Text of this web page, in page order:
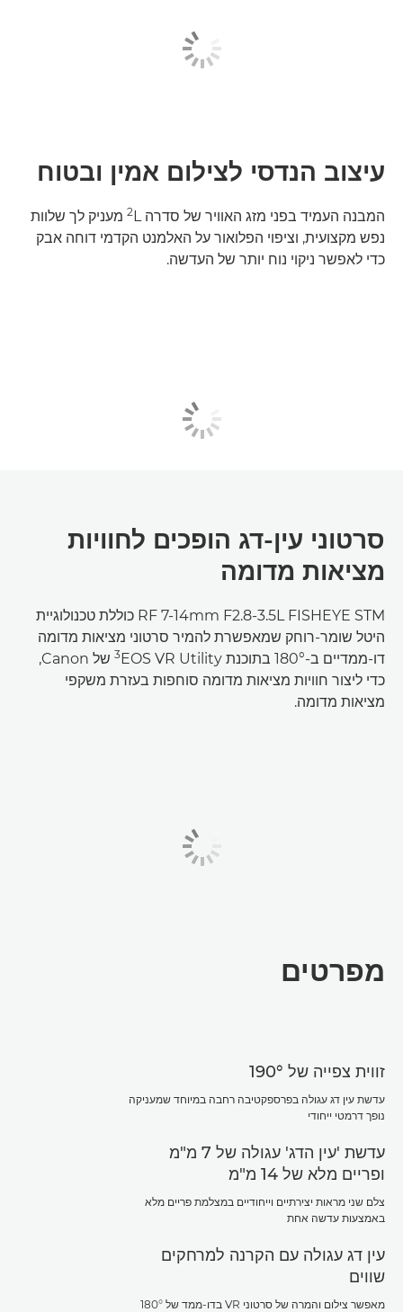
עיצוב הנדסי לצילום אמין ובטוח
המבנה העמיד בפני מזג האוויר של סדרה L‏ 2 מעניק לך שלוות
נפש מקצועית, וציפוי הפלואור על האלמנט הקדמי דוחה אבק
כדי לאפשר ניקוי נוח יותר של העדשה.
סרטוני עין-דג הופכים לחוויות
מציאות מדומה
RF 7-14mm F2.8-3.5L FISHEYE STM כוללת טכנולוגיית
היטל שומר-רוחק שמאפשרת להמיר סרטוני מציאות מדומה
דו-ממדיים ב-180° בתוכנת EOS VR Utility‏
3
של Canon,
כדי ליצור חוויות מציאות מדומה סוחפות בעזרת משקפי
מציאות מדומה.
מפרטים
זווית צפייה של 190°
עדשת עין דג עגולה בפרספקטיבה רחבה במיוחד שמעניקה
נופך דרמטי ייחודי
עדשת 'עין הדג' עגולה של 7 מ"מ
ופריים מלא של 14 מ"מ
צלם שני מראות יצירתיים וייחודיים במצלמת פריים מלא
באמצעות עדשה אחת
עין דג עגולה עם הקרנה למרחקים
שווים
מאפשר צילום והמרה של סרטוני VR בדו-ממד של 180°